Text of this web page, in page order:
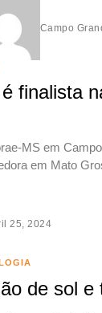
Campo
finalista
MS em
em Mato
25, 2024
de sol